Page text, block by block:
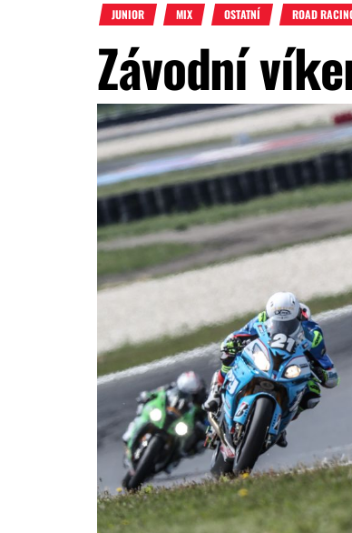
JUNIOR MIX OSTATNÍ ROAD
Závodní